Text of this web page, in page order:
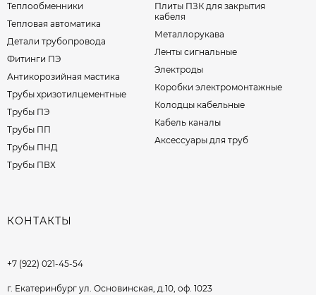
Теплообменники
Тепловая автоматика
Детали трубопровода
Фитинги ПЭ
Антикорозийная мастика
Трубы хризотилцементные
Трубы ПЭ
Трубы ПП
Трубы ПНД
Трубы ПВХ
Плиты ПЗК для закрытия
кабеля
Металлорукава
Ленты сигнальные
Электроды
Коробки электромонтажные
Колодцы кабельные
Кабель каналы
Аксессуары для труб
КОНТАКТЫ
+7 (922) 021-45-54
г. Екатеринбург ул. Основинская, д.10, оф. 1023